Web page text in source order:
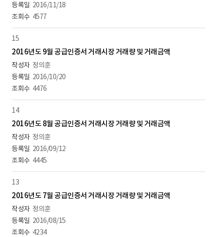
2016/11/18
4577
15
2016년도 9월 공급인증서 거래시장 거래량 및 거래금액
정의훈
2016/10/20
4476
14
2016년도 8월 공급인증서 거래시장 거래량 및 거래금액
정의훈
2016/09/12
4445
13
2016년도 7월 공급인증서 거래시장 거래량 및 거래금액
정의훈
2016/08/15
4234